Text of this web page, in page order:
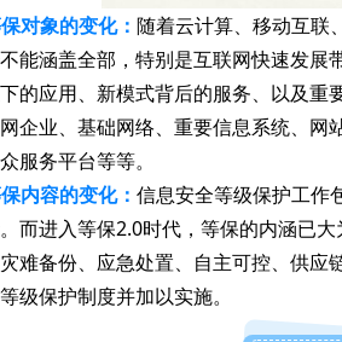
对象的变化： 随着云计算、移动互联
能涵盖全部，特别是互联网快速发
的应用、新模式背后的服务、以及
企业、基础网络、重要信息系统、
服务平台等等。
内容的变化： 信息安全等级保护工作
而进入等保2.0时代，等保的内涵已
难备份、应急处置、自主可控、供
级保护制度并加以实施。